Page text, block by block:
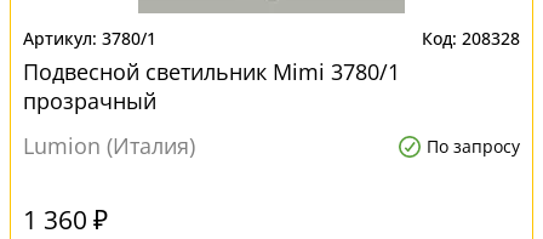
3780/1 208328
Подвесной светильник Mimi 3780/1
прозрачный
Lumion (Италия)
По запросу
1 360 ₽